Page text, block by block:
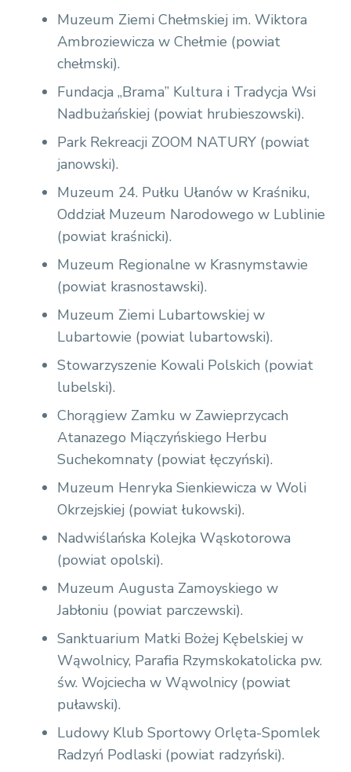
Muzeum Ziemi Chełmskiej im. Wiktora
Ambroziewicza w Chełmie (powiat
chełmski).
Fundacja „Brama” Kultura i Tradycja Wsi
Nadbużańskiej (powiat hrubieszowski).
Park Rekreacji ZOOM NATURY (powiat
janowski).
Muzeum 24. Pułku Ułanów w Kraśniku,
Oddział Muzeum Narodowego w Lublinie
(powiat kraśnicki).
Muzeum Regionalne w Krasnymstawie
(powiat krasnostawski).
Muzeum Ziemi Lubartowskiej w
Lubartowie (powiat lubartowski).
Stowarzyszenie Kowali Polskich (powiat
lubelski).
Chorągiew Zamku w Zawieprzycach
Atanazego Miączyńskiego Herbu
Suchekomnaty (powiat łęczyński).
Muzeum Henryka Sienkiewicza w Woli
Okrzejskiej (powiat łukowski).
Nadwiślańska Kolejka Wąskotorowa
(powiat opolski).
Muzeum Augusta Zamoyskiego w
Jabłoniu (powiat parczewski).
Sanktuarium Matki Bożej Kębelskiej w
Wąwolnicy, Parafia Rzymskokatolicka pw.
św. Wojciecha w Wąwolnicy (powiat
puławski).
Ludowy Klub Sportowy Orlęta-Spomlek
Radzyń Podlaski (powiat radzyński).